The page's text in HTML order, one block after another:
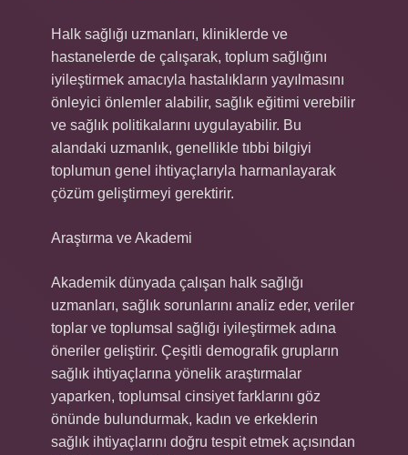
Halk sağlığı uzmanları, kliniklerde ve
hastanelerde de çalışarak, toplum sağlığını
iyileştirmek amacıyla hastalıkların yayılmasını
önleyici önlemler alabilir, sağlık eğitimi verebilir
ve sağlık politikalarını uygulayabilir. Bu
alandaki uzmanlık, genellikle tıbbi bilgiyi
toplumun genel ihtiyaçlarıyla harmanlayarak
çözüm geliştirmeyi gerektirir.
Araştırma ve Akademi
Akademik dünyada çalışan halk sağlığı
uzmanları, sağlık sorunlarını analiz eder, veriler
toplar ve toplumsal sağlığı iyileştirmek adına
öneriler geliştirir. Çeşitli demografik grupların
sağlık ihtiyaçlarına yönelik araştırmalar
yaparken, toplumsal cinsiyet farklarını göz
önünde bulundurmak, kadın ve erkeklerin
sağlık ihtiyaçlarını doğru tespit etmek açısından